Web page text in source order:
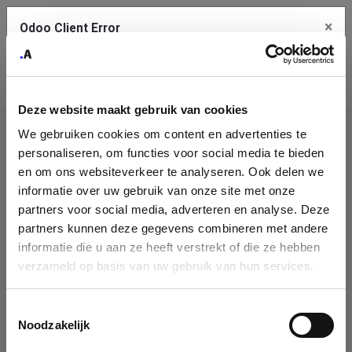
Deze website maakt gebruik van cookies
We gebruiken cookies om content en advertenties te
personaliseren, om functies voor social media te bieden
en om ons websiteverkeer te analyseren. Ook delen we
informatie over uw gebruik van onze site met onze
partners voor social media, adverteren en analyse. Deze
partners kunnen deze gegevens combineren met andere
informatie die u aan ze heeft verstrekt of die ze hebben
verzameld op basis van uw gebruik van hun services.
Noodzakelijk
Company
Identification
Please fill in your company details
You can search a company in our database by name, VAT or
enterprise ID. When a company is selected it will auto-complete the
form. If you don't find your company in our database, you can create
Odoo Client Error ×
service.
See details
Ok